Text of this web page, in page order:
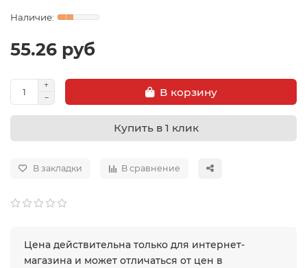
55.26 руб
В корзину
Купить в 1 клик
В закладки В сравнение
Цена действительна только для интернет-
магазина и может отличаться от цен в